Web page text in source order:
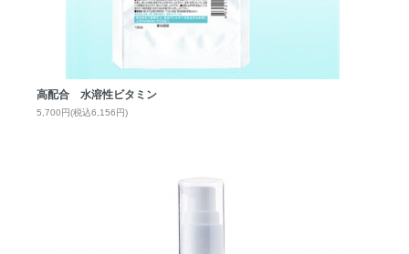
高配合 水溶性ビタミン
5,700円(税込6,156円)